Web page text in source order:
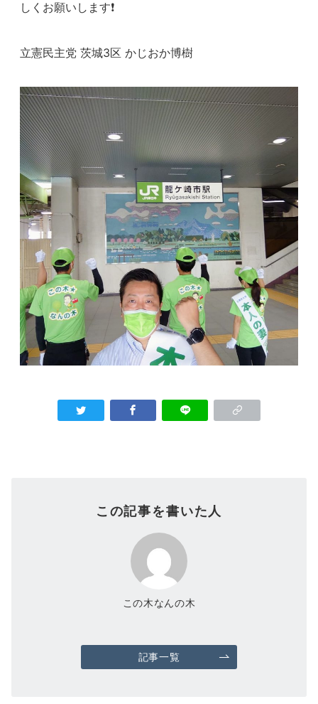
しくお願いします❗
立憲民主党 茨城3区 かじおか博樹
この記事を書いた人
この木なんの木
記事一覧